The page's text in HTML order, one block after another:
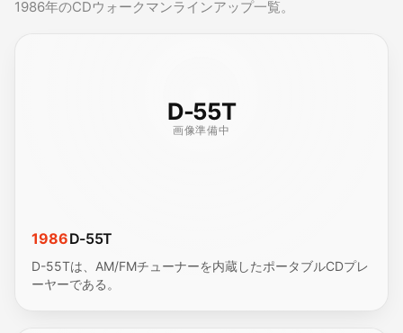
1986年のCDウォークマンラインアップ一覧。
D-55T
画像準備中
1986D-55T
D-55Tは、AM/FMチューナーを内蔵したポータブルCDプレ
ーヤーである。